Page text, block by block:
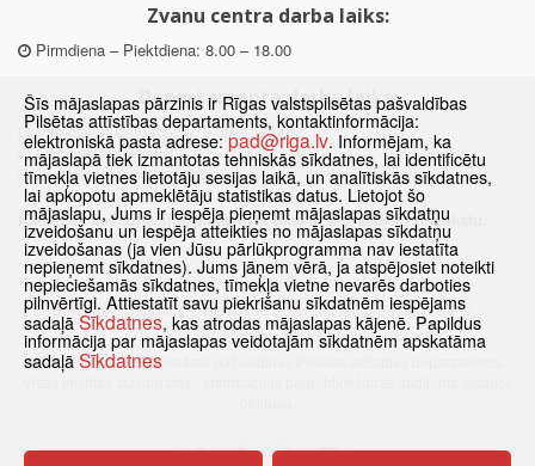
Zvanu centra darba laiks:
Pirmdiena – Piektdiena: 8.00 – 18.00
Departamenta darba laiks:
Pirmdiena, Ceturtdiena: 8.30 – 18.00
Otrdiena, Trešdiena: 8.30 – 17.00
Piektdiena: 8.30 – 15.00
Klātienes konsultācijas pieejamas tikai ar iepriekšēju pierakstu.
Sākums Jaunumi Biežāk uzdotie jautājumi
Lapas karte
Sīkdatnes
Kontakti
© 2021 Rīgas valstspilsētas pašvaldības Pilsētas attīstības departaments.
Šīs mājaslapas pārzinis ir Rīgas valstspilsētas pašvaldības
Pilsētas attīstības departaments, kontaktinformācija:
elektroniskā pasta adrese: pad@riga.lv. Informējam, ka
mājaslapā tiek izmantotas tehniskās sīkdatnes, lai identificētu
tīmekļa vietnes lietotāju sesijas laikā, un analītiskās sīkdatnes,
lai apkopotu apmeklētāju statistikas datus. Lietojot šo
mājaslapu, Jums ir iespēja pieņemt mājaslapas sīkdatņu
izveidošanu un iespēja atteikties no mājaslapas sīkdatņu
izveidošanas (ja vien Jūsu pārlūkprogramma nav iestatīta
nepieņemt sīkdatnes). Jums jāņem vērā, ja atspējosiet noteikti
nepieciešamās sīkdatnes, tīmekļa vietne nevarēs darboties
pilnvērtīgi. Attiestatīt savu piekrišanu sīkdatnēm iespējams
sadaļā Sīkdatnes, kas atrodas mājaslapas kājenē. Papildus
informācija par mājaslapas veidotajām sīkdatnēm apskatāma
sadaļā Sīkdatnes